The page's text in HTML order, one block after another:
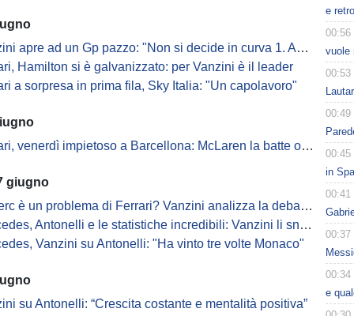
ad un Gp pazzo: "Non si decide in curva 1. Anche Leclerc in gioco"
Hamilton si è galvanizzato: per Vanzini è il leader
a sorpresa in prima fila, Sky Italia: "Un capolavoro"
venerdì impietoso a Barcellona: McLaren la batte ovunque
giugno
è un problema di Ferrari? Vanzini analizza la debacle di Monaco
Antonelli e le statistiche incredibili: Vanzini li snocciola
Vanzini su Antonelli: "Ha vinto tre volte Monaco"
su Antonelli: “Crescita costante e mentalità positiva”
e
00:56
vuole
00:53
00:49
00:45
in
00:41
00:37
00:34
e